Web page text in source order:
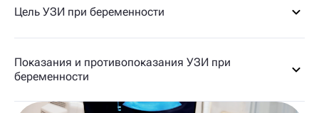
Цель УЗИ при беременности
Показания и противопоказания УЗИ при
беременности